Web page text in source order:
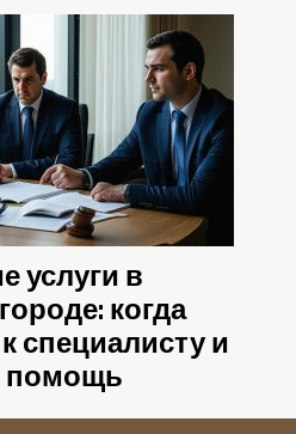
услуги в
когда
специалисту и
помощь